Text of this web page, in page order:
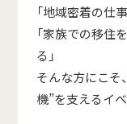
「地域密着の仕
「家族での移住
る」
そんな方にこそ
機”を支えるイ